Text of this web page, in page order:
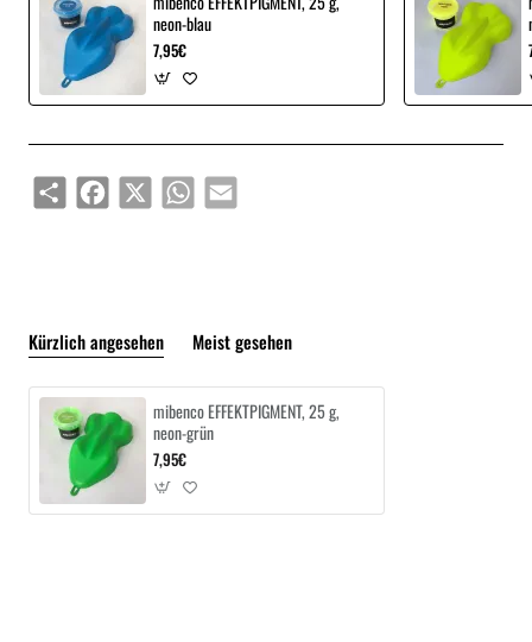
neon-blau
7,95€
ShareFacebook
X WhatsAppEmail
Kürzlich angesehen Meist gesehen
mibenco EFFEKTPIGMENT, 25 g,
neon-grün
7,95€